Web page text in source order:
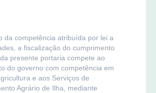
da competência atribuída por lei a
a fiscalização do cumprimento
presente portaria compete ao
do governo com competência em
e aos Serviços de
Agrário de Ilha, mediante